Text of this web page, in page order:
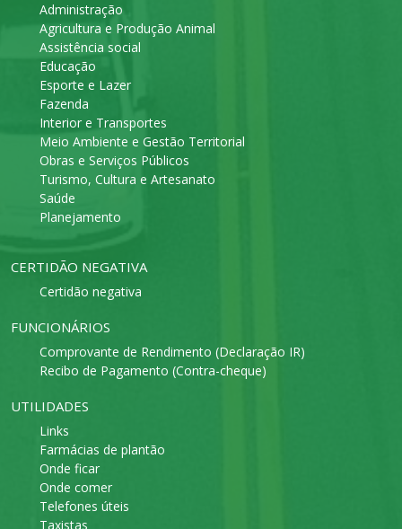
Administração
Agricultura e Produção Animal
Assistência social
Educação
Esporte e Lazer
Fazenda
Interior e Transportes
Meio Ambiente e Gestão Territorial
Obras e Serviços Públicos
Turismo, Cultura e Artesanato
Saúde
Planejamento
CERTIDÃO NEGATIVA
Certidão negativa
FUNCIONÁRIOS
Comprovante de Rendimento (Declaração IR)
Recibo de Pagamento (Contra-cheque)
UTILIDADES
Links
Farmácias de plantão
Onde ficar
Onde comer
Telefones úteis
Taxistas